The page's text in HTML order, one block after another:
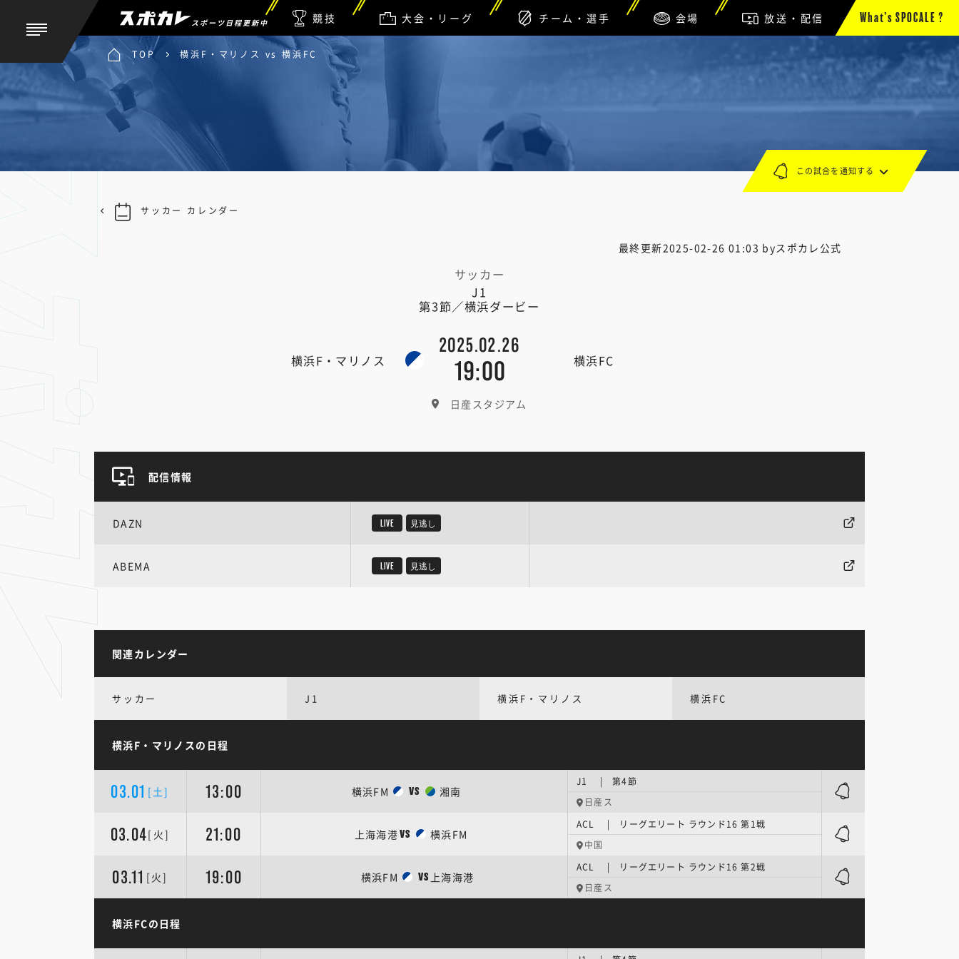
スポーツ日程更新中 競技 大会・リーグ チーム・選手 会場 放送・配信 What’s SPOCALE ?
TOP 横浜F・マリノス vs 横浜FC
最終更新2025-02-26 01:03 byスポカレ公式
サッカー
J1
第3節／横浜ダービー
横浜F・マリノス
2025.02.26
19:00 横浜FC
日産スタジアム
この試合を通知する
サッカー カレンダー
配信情報
DAZN LIVE 見逃し
ABEMA LIVE 見逃し
関連カレンダー
サッカー J1 横浜F・マリノス 横浜FC
横浜F・マリノスの日程
03.01 [土] 13:00 横浜FM VS 湘南
J1 | 第4節
日産ス
03.04[火] 21:00 上海海港VS 横浜FM
ACL | リーグエリート ラウンド16 第1戦
中国
03.11 [火] 19:00 横浜FM VS 上海海港
ACL | リーグエリート ラウンド16 第2戦
日産ス
横浜FCの日程